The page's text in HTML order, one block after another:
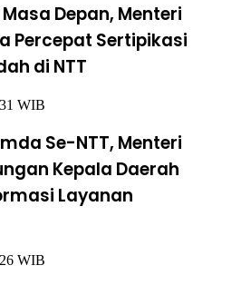
Depan, Menteri
Percepat Sertipikasi
di NTT
WIB
Se-NTT, Menteri
Kepala Daerah
Layanan
WIB